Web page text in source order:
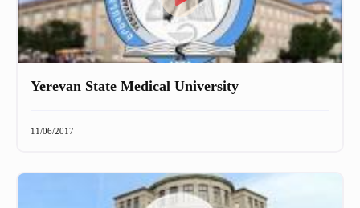
Yerevan State Medical University
11/06/2017